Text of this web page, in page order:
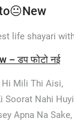
life shayari
– डप फोटो नई
Hi Mili Thi Aisi,
Soorat Nahi
Apna Na Sake,